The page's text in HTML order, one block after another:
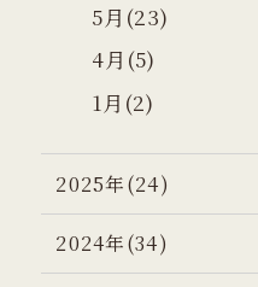
5月(23)
4月(5)
1月(2)
2025年(24)
2024年(34)